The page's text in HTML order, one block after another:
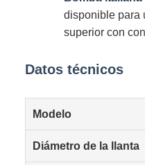
disponible para
superior con
Datos técnicos
Modelo
Diámetro de la llanta